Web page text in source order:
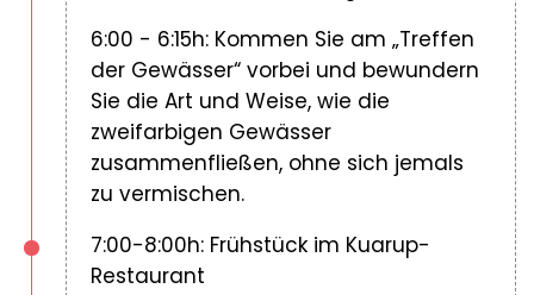
6:00 - 6:15h: Kommen Sie am „Treffen
der Gewässer“ vorbei und bewundern
Sie die Art und Weise, wie die
zweifarbigen Gewässer
zusammenfließen, ohne sich jemals
zu vermischen.
7:00-8:00h: Frühstück im Kuarup-
Restaurant